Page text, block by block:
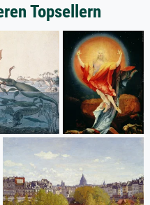
Topsellern